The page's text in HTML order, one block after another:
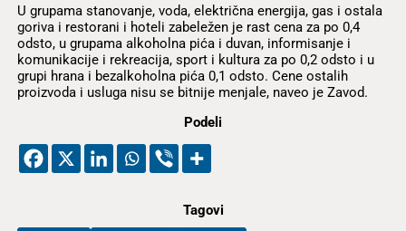
U grupama stanovanje, voda, električna energija, gas i ostala
goriva i restorani i hoteli zabeležen je rast cena za po 0,4
odsto, u grupama alkoholna pića i duvan, informisanje i
komunikacije i rekreacija, sport i kultura za po 0,2 odsto i u
grupi hrana i bezalkoholna pića 0,1 odsto. Cene ostalih
proizvoda i usluga nisu se bitnije menjale, naveo je Zavod.
Podeli
Tagovi